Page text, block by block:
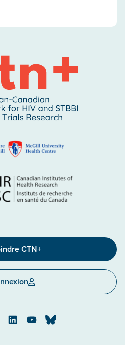
CTN+
LinkedInYouTubeBluesky